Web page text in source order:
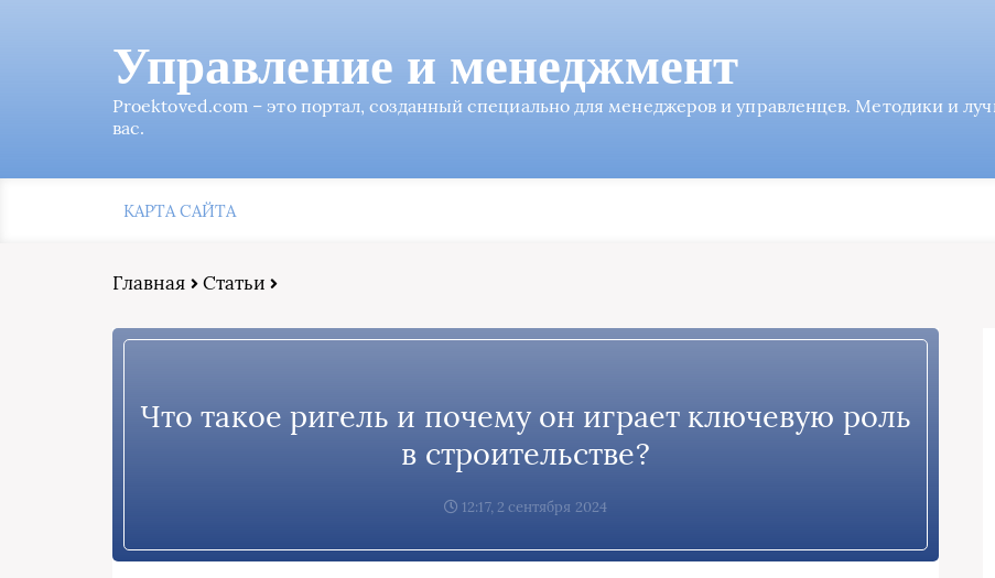
Управление и менеджмент
Proektoved.com – это портал, созданный специально для менеджеров и управленцев. Методики и
вас.
КАРТА САЙТА
Главная Статьи
Что такое ригель и почему он играет ключевую роль
в строительстве?
12:17, 2 сентября 2024